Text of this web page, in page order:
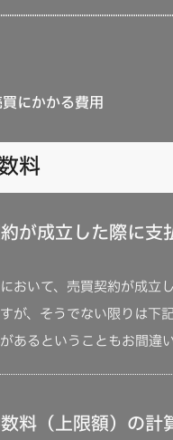
にかかる費用
料
が成立した際に支
おいて、売買契約が成立
が、そうでない限りは下
あるということもお間違
料（上限額）の計